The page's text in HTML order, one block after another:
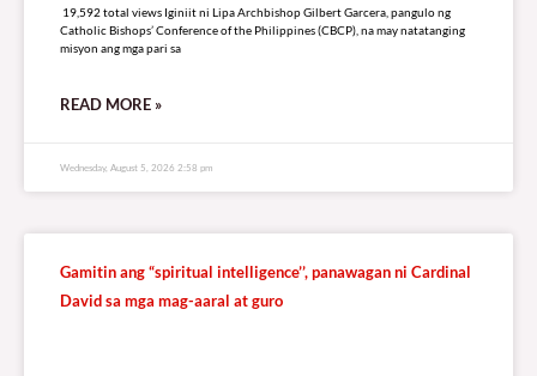
19,592 total views Iginiit ni Lipa Archbishop Gilbert Garcera, pangulo ng
Catholic Bishops’ Conference of the Philippines (CBCP), na may natatanging
misyon ang mga pari sa
READ MORE »
Wednesday, August 5, 2026 2:58 pm
Gamitin ang “spiritual intelligence’’, panawagan ni Cardinal
David sa mga mag-aaral at guro